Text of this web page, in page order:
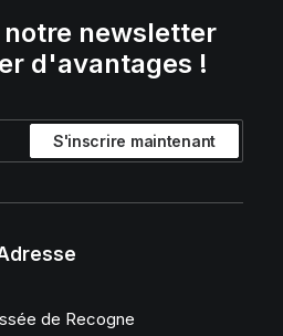
newsletter
d'avantages !
de Recogne